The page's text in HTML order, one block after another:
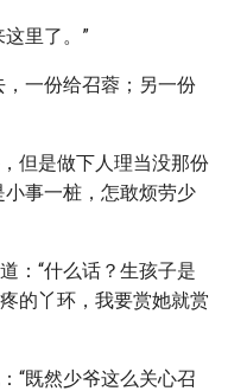
里了。”
一份给召蓉；另一份
但是做下人理当没那份
事一桩，怎敢烦劳少
：“什么话？生孩子是
的丫环，我要赏她就赏
“既然少爷这么关心召